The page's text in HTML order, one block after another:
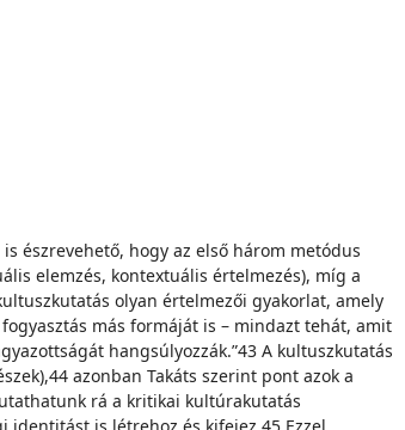
észrevehető, hogy az első három metódus
elemzés, kontextuális értelmezés), míg a
olyan értelmezői gyakorlat, amely
más formáját is – mindazt tehát, amit
hangsúlyozzák.”43 A kultuszkutatás
azonban Takáts szerint pont azok a
rá a kritikai kultúrakutatás